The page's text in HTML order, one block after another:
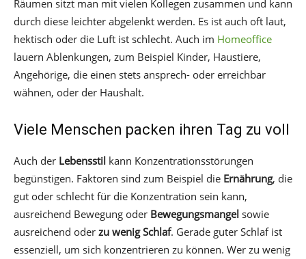
Räumen sitzt man mit vielen Kollegen zusammen und kann
durch diese leichter abgelenkt werden. Es ist auch oft laut,
hektisch oder die Luft ist schlecht. Auch im Homeoffice
lauern Ablenkungen, zum Beispiel Kinder, Haustiere,
Angehörige, die einen stets ansprech- oder erreichbar
wähnen, oder der Haushalt.
Viele Menschen packen ihren Tag zu voll
Auch der Lebensstil kann Konzentrationsstörungen
begünstigen. Faktoren sind zum Beispiel die Ernährung, die
gut oder schlecht für die Konzentration sein kann,
ausreichend Bewegung oder Bewegungsmangel sowie
ausreichend oder zu wenig Schlaf. Gerade guter Schlaf ist
essenziell, um sich konzentrieren zu können. Wer zu wenig